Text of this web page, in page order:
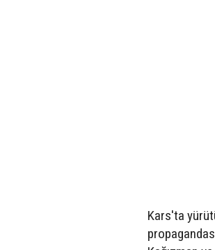
Kars'ta